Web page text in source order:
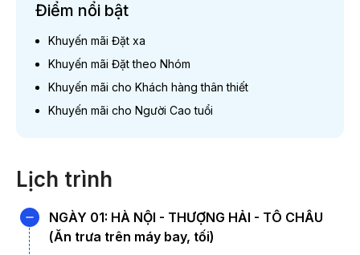
bay. Quý khách liên hệ 19003440 để được hỗ trợ chi tiết.
Khuyến mãi
Điểm nổi bật
Khuyến mãi Đặt xa
Khuyến mãi Đặt theo Nhóm
Khuyến mãi cho Khách hàng thân thiết
Khuyến mãi cho Người Cao tuổi
Lịch trình
NGÀY 01: HÀ NỘI - THƯỢNG HẢI - TÔ CHÂU
(Ăn trưa trên máy bay, tối)